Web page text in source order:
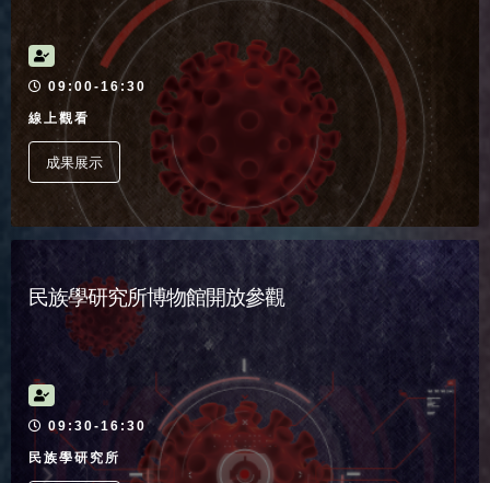
活動時間
09:00-16:30
線上觀看
成果展示
民族學研究所博物館開放參觀
活動時間
09:30-16:30
民族學研究所